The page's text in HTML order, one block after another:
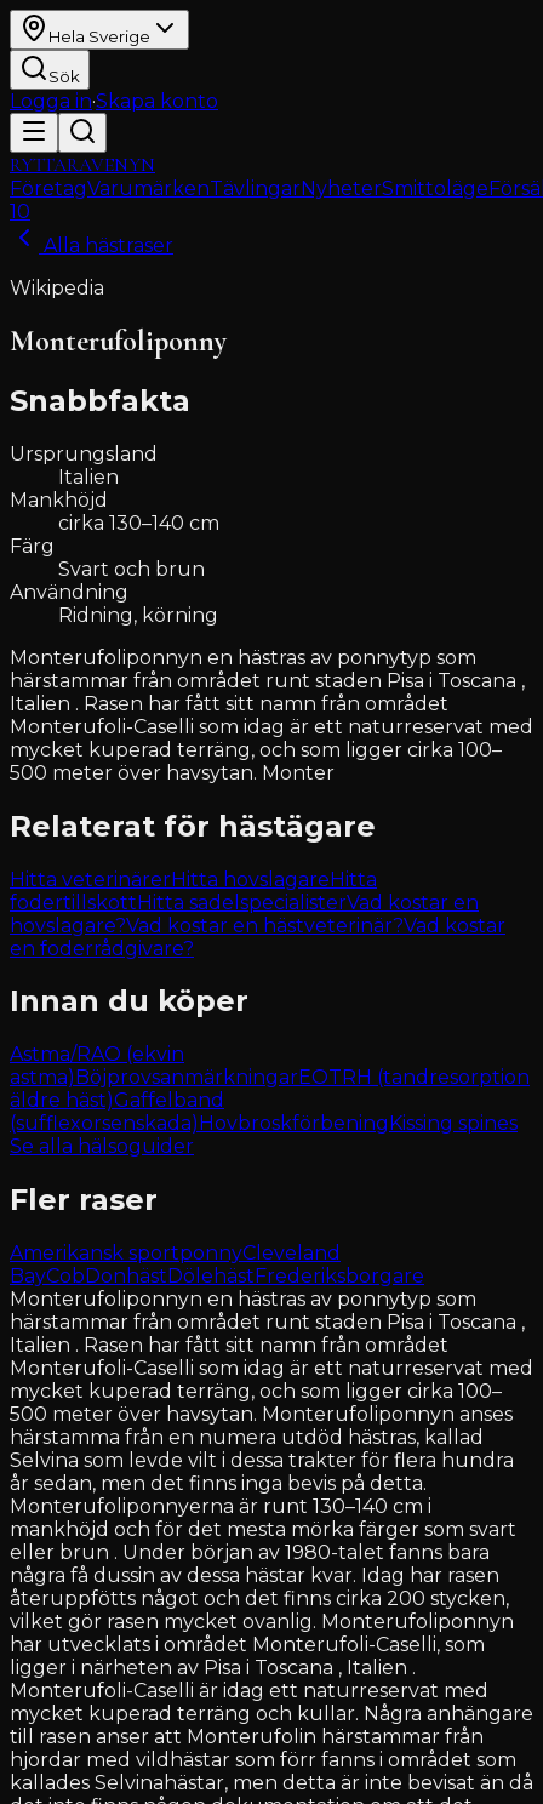
Hela Sverige
Sök
Logga in·Skapa konto
RYTTARAVENYN
FöretagVarumärkenTävlingarNyheterSmittoläge
10
Alla hästraser
Wikipedia
Monterufoliponny
Snabbfakta
Ursprungsland
Italien
Mankhöjd
cirka 130–140 cm
Färg
Svart och brun
Användning
Ridning, körning
Monterufoliponnyn en hästras av ponnytyp som
härstammar från området runt staden Pisa i Toscana ,
Italien . Rasen har fått sitt namn från området
Monterufoli-Caselli som idag är ett naturreservat med
mycket kuperad terräng, och som ligger cirka 100–
500 meter över havsytan. Monter
Relaterat för hästägare
Hitta veterinärerHitta hovslagareHitta
fodertillskottHitta sadelspecialisterVad kostar en
hovslagare?Vad kostar en hästveterinär?Vad kostar
en foderrådgivare?
Innan du köper
Astma/RAO (ekvin
astma) BöjprovsanmärkningarEOTRH (tandresorption
äldre häst)Gaffelband
(sufflexorsenskada) Hovbroskförbening Kissing spines
Se alla hälsoguider
Fler raser
Amerikansk sportponnyCleveland
BayCob Donhäst Dölehäst Frederiksborgare
Monterufoliponnyn en hästras av ponnytyp som
härstammar från området runt staden Pisa i Toscana ,
Italien . Rasen har fått sitt namn från området
Monterufoli-Caselli som idag är ett naturreservat med
mycket kuperad terräng, och som ligger cirka 100–
500 meter över havsytan. Monterufoliponnyn anses
härstamma från en numera utdöd hästras, kallad
Selvina som levde vilt i dessa trakter för flera hundra
år sedan, men det finns inga bevis på detta.
Monterufoliponnyerna är runt 130–140 cm i
mankhöjd och för det mesta mörka färger som svart
eller brun . Under början av 1980-talet fanns bara
några få dussin av dessa hästar kvar. Idag har rasen
återuppfötts något och det finns cirka 200 stycken,
vilket gör rasen mycket ovanlig. Monterufoliponnyn
har utvecklats i området Monterufoli-Caselli, som
ligger i närheten av Pisa i Toscana , Italien .
Monterufoli-Caselli är idag ett naturreservat med
mycket kuperad terräng och kullar. Några anhängare
till rasen anser att Monterufolin härstammar från
hjordar med vildhästar som förr fanns i området som
kallades Selvinahästar, men detta är inte bevisat än då